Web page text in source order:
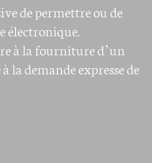
de permettre ou de
électronique.
à la fourniture d’un
la demande expresse de